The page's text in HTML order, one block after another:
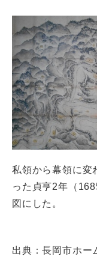
私領から幕領に変
った貞亨2年（
図にした。
出典：長岡市ホー